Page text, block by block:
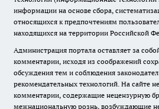
информации на основе сбора,
относящихся к предпочтениям
находящихся на территории Российской
Администрация портала оставляет за
комментарии, исходя из соображений
обсуждения тем и соблюдения
рекомендательных технологий. На сайте
комментарии, содержащие нецензурную
межнациональную рознь, возбуждающие